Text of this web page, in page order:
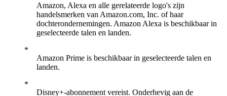
Amazon, Alexa en alle gerelateerde logo's zijn
handelsmerken van Amazon.com, Inc. of haar
dochterondernemingen. Amazon Alexa is beschikbaar in
geselecteerde talen en landen.
Amazon Prime is beschikbaar in geselecteerde talen en
landen.
Disney+-abonnement vereist. Onderhevig aan de